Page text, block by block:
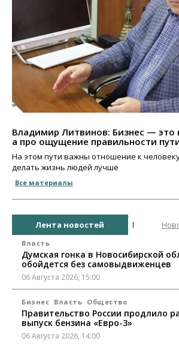
Владимир Литвинов: Бизнес — это
а про ощущение правильности
На этом пути важны отношение к
делать жизнь людей лучше
Все материалы
Лента новостей
Власть
Думская гонка в Новосибирской
обойдется без самовыдвиженцев
06 Августа 2026, 15:00
Бизнес Власть Общество
Правительство России продлило
выпуск бензина «Евро-3»
06 Августа 2026, 14:00